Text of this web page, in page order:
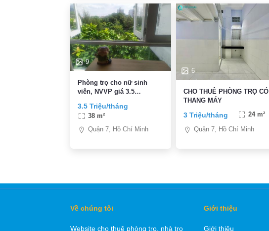
9
Phòng trọ cho nữ sinh
viên, NVVP giá 3.5
3.5 Triệu/tháng
38 m²
Quận 7, Hồ Chí Minh
6
CHO THUÊ PHÒNG TRỌ CÓ
THANG MÁY
3 Triệu/tháng 24 m²
Quận 7, Hồ Chí Minh
Về chúng tôi
Website cho thuê phòng trọ, nhà trọ
Giới thiệu
Giới thiệu